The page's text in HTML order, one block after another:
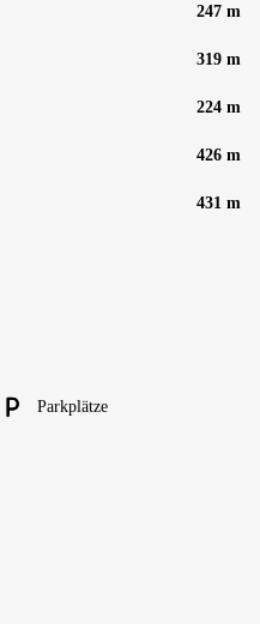
247 m
319 m
224 m
426 m
431 m
Parkplätze